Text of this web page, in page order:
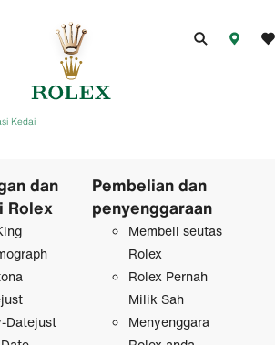
Kedai
dan
Rolex
Datejust
Pembelian dan
penyenggaraan
Membeli seutas
Rolex
Rolex Pernah
Milik Sah
Menyenggara